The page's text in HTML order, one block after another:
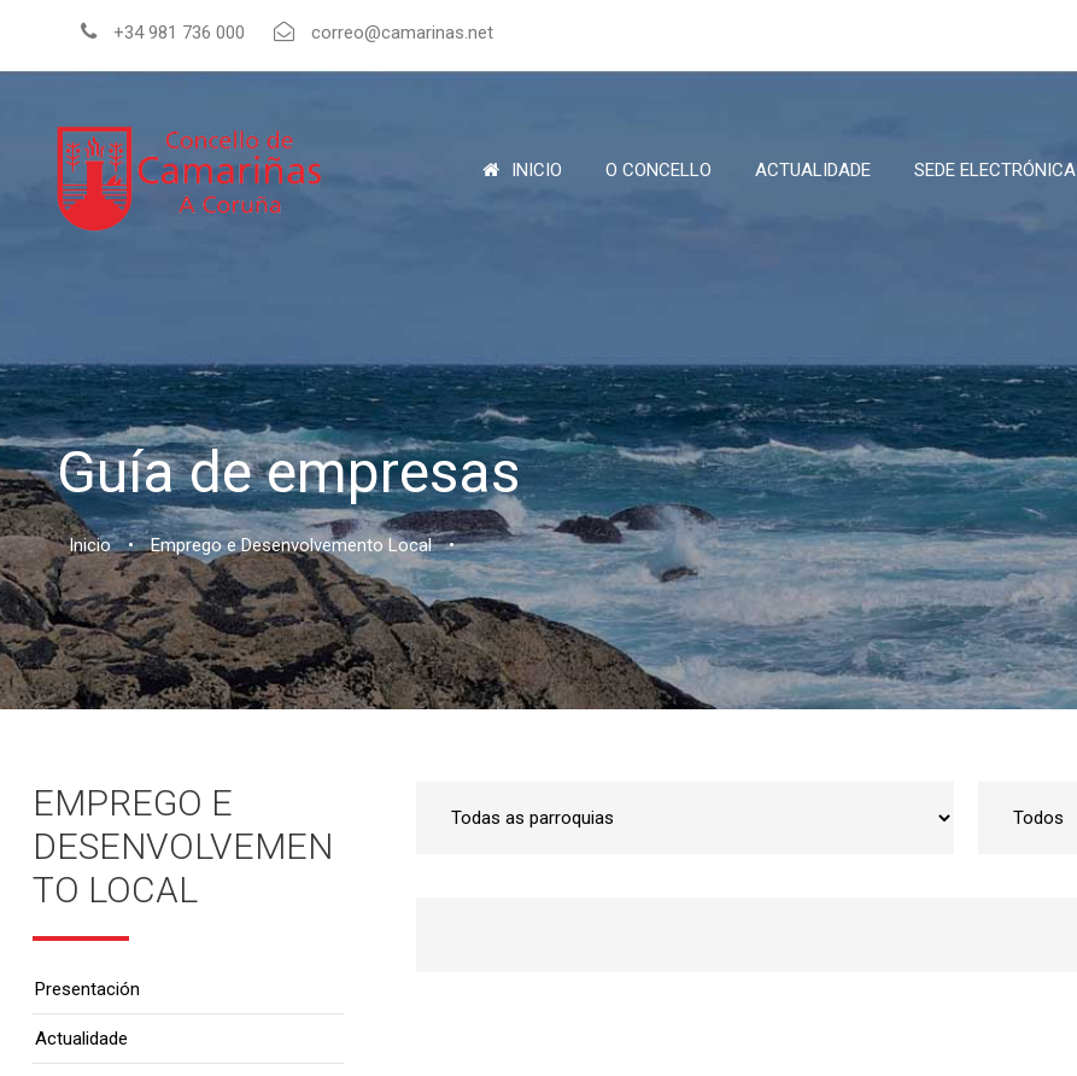
+34 981 736 000 correo@camarinas.net
INICIO O CONCELLO ACTUALIDADE SEDE ELECTRÓNICA
Guía de empresas
Inicio • Emprego e Desenvolvemento Local •
EMPREGO E
DESENVOLVEMEN
TO LOCAL
Presentación
Actualidade